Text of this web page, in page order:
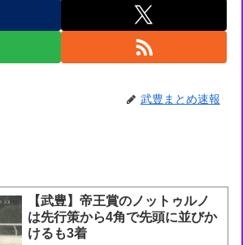
武豊まとめ速報
【武豊】帝王賞のノットゥルノ
は先行策から4角で先頭に並びか
けるも3着